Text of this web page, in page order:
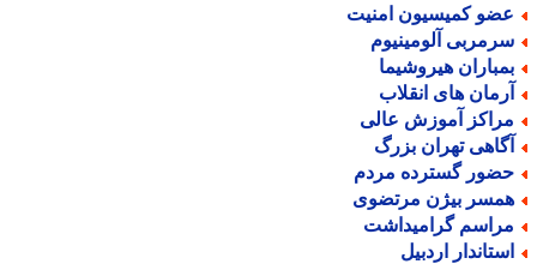
کمیسیون امنیت
آلومینیوم
هیروشیما
های انقلاب
آموزش عالی
تهران بزرگ
گسترده مردم
بیژن مرتضوی
گرامیداشت
اردبیل